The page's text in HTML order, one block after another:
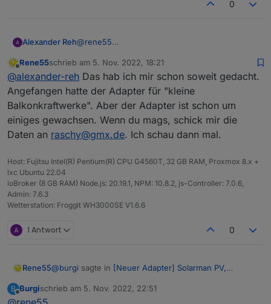
0
Alexander Reh@rene55
sondern eine nicht ganz kleine Off-Grid Anlage
🙈
Wie komme ich denn an deine Mail Adresse?
Dann sende ich dir das was du brauchst.
LG Alex
Offline
Rene55schrieb am 5. Nov. 2022, 18:21
zuletzt editiert von
@alexander-reh Das hab ich mir schon soweit gedacht.
Angefangen hatte der Adapter für "kleine
Balkonkraftwerke". Aber der Adapter ist schon um
einiges gewachsen. Wenn du mags, schick mir die
Daten an raschy@gmx.de. Ich schau dann mal.
Host: Fujitsu Intel(R) Pentium(R) CPU G4560T, 32 GB RAM, Proxmox 8.x +
lxc Ubuntu 22.04
ioBroker (8 GB RAM) Node.js: 20.19.1, NPM: 10.8.2, js-Controller: 7.0.6,
Admin: 7.6.3
Wetterstation: Froggit WH3000SE V1.6.6
1 Antwort 0
Rene55@burgi sagte in [Neuer Adapter] Solarman PV,
B
Offline
Burgischrieb am 5. Nov. 2022, 22:51
zuletzt editiert von